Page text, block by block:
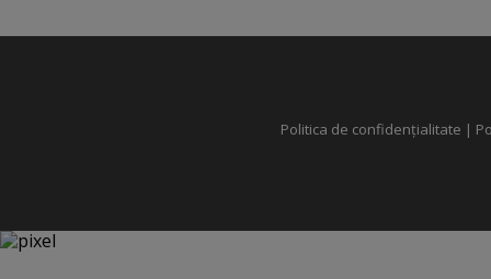
Politica de confidențialitate |